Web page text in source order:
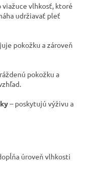
viažuce vlhkosť, ktoré
udržiavať pleť
pokožku a zároveň
pokožku a
– poskytujú výživu a
úroveň vlhkosti